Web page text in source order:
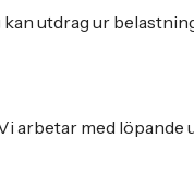
utdrag ur
arbetar med löpande